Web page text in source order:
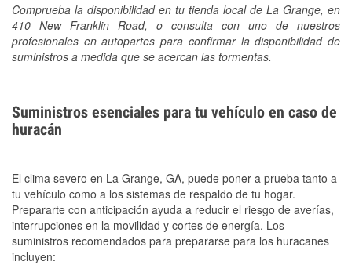
Comprueba la disponibilidad en tu tienda local de La Grange, en
410 New Franklin Road, o consulta con uno de nuestros
profesionales en autopartes para confirmar la disponibilidad de
suministros a medida que se acercan las tormentas.
Suministros esenciales para tu vehículo en caso de
huracán
El clima severo en La Grange, GA, puede poner a prueba tanto a
tu vehículo como a los sistemas de respaldo de tu hogar.
Prepararte con anticipación ayuda a reducir el riesgo de averías,
interrupciones en la movilidad y cortes de energía. Los
suministros recomendados para prepararse para los huracanes
incluyen: